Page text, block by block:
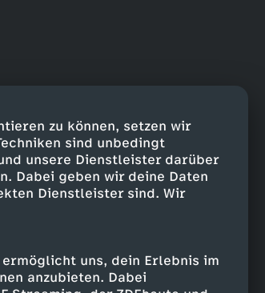
zu können, setzen wir
sind unbedingt
unsere Dienstleister darüber
Dabei geben wir deine Daten
Dienstleister sind. Wir
uns, dein Erlebnis im
anzubieten. Dabei